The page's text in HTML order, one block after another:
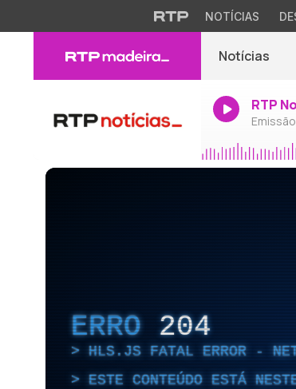
NOTÍCIAS
Notícias
RTP
ERRO 204
HLS.JS FATAL ERROR -
ESTE CONTEÚDO ESTÁ